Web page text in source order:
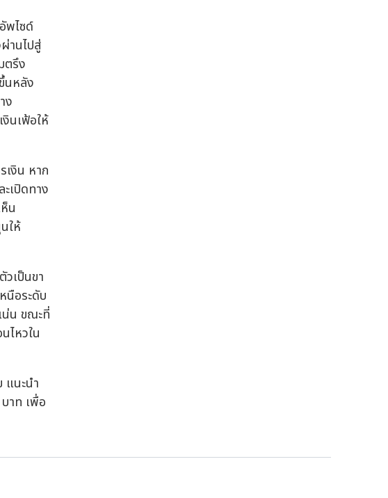
พไซด์
านไปสู่
ตรึง
นหลัง
ง
นเฟ้อให้
เงิน หาก
เปิดทาง
น
ให้
วเป็นขา
นือระดับ
น่น ขณะที่
ไหวใน
แนะนำ
าท เพื่อ